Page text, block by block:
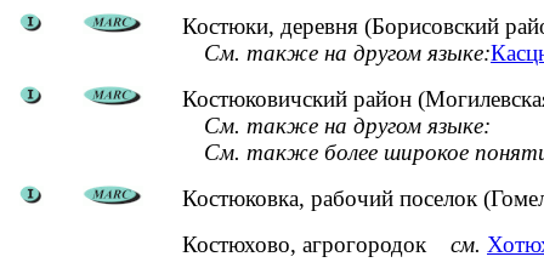
Костюки, деревня (Борисовский
См. также на другом языке:
Костюковичский район
См. также на другом языке:
См. также более широкое
Костюковка, рабочий поселок
Костюхово, агрогородок см.